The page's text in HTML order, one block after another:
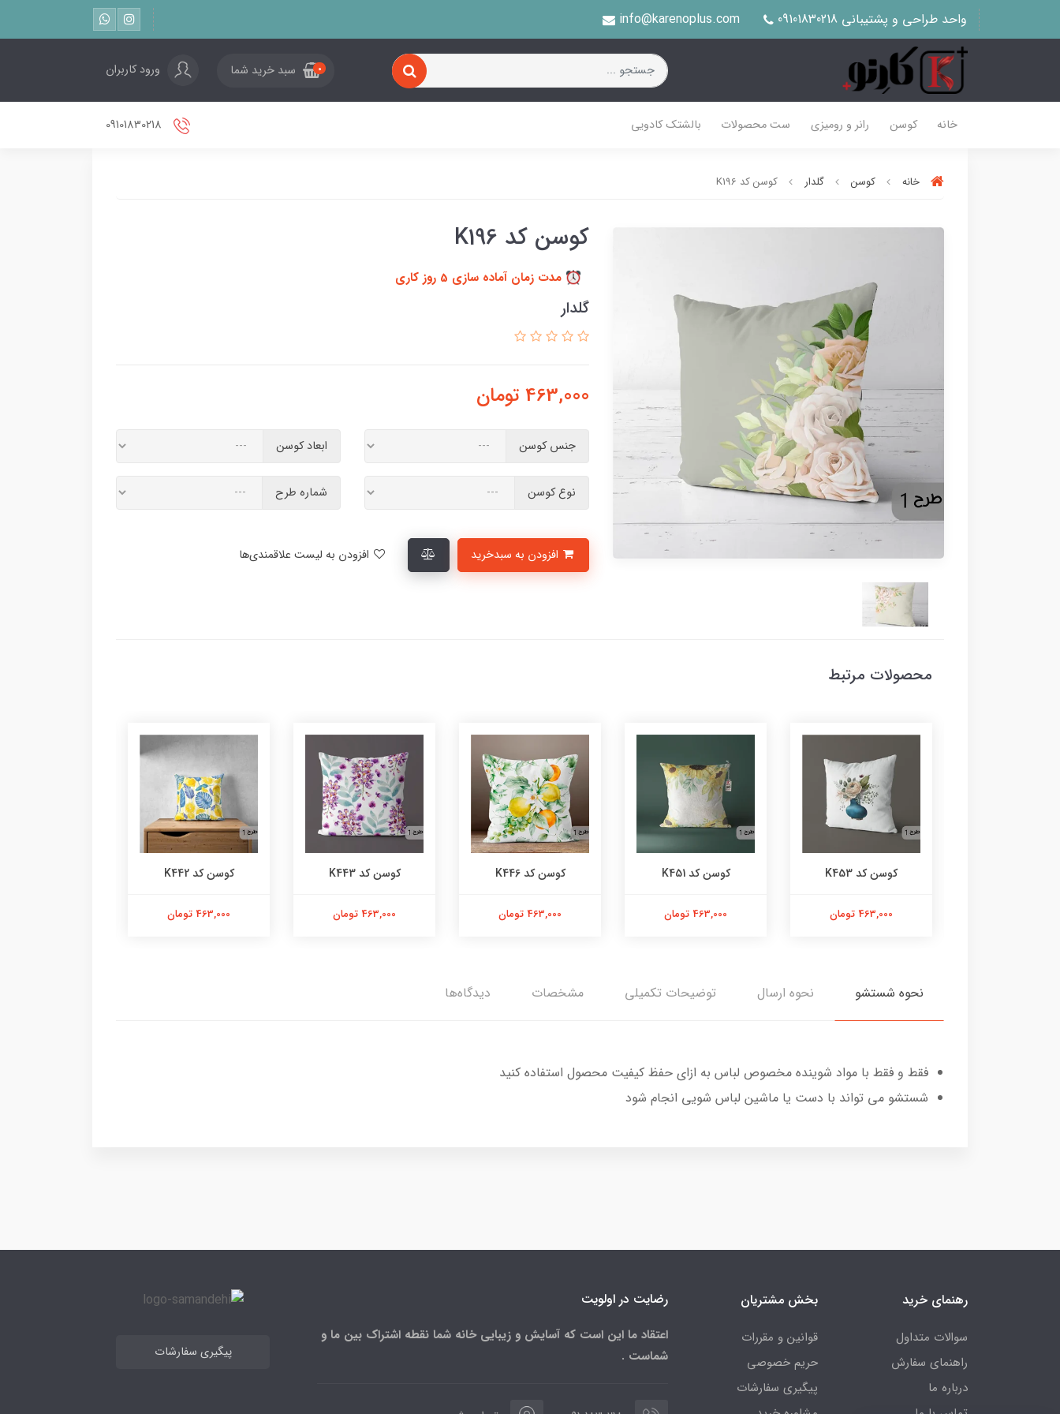
واحد طراحی و پشتیبانی 09101830218 info@karenoplus.com
0 سبد خرید شما ورود کاربران
خانه کوسن رانر و رومیزی ست محصولات بالشتک کادویی
خانه کوسن گلدار کوسن کد K196
کوسن کد K196
مدت زمان آماده سازی 5 روز کاری
گلدار
463,000 تومان
جنس کوسن ابعاد کوسن
نوع کوسن شماره طرح
محصولات مرتبط
کوسن کد K453
463,000 تومان
کوسن کد K451
463,000 تومان
کوسن کد K446
463,000 تومان
کوسن کد K443
463,000 تومان
کوسن کد K442
463,000 تومان
نحوه شستشو نحوه ارسال توضیحات تکمیلی مشخصات دیدگاه‌ها
فقط و فقط با مواد شوینده مخصوص لباس به ازای حفظ کیفیت محصول استفاده کنید
شستشو می تواند با دست یا ماشین لباس شویی انجام شود
رهنمای خرید
سوالات متداول
راهنمای سفارش
درباره ما
بخش مشتریان
قوانین و مقررات
حریم خصوصی
پیگیری سفارشات
رضایت در اولویت
اعتقاد ما این است که آسایش و زیبایی خانه شما نقطه اشتراک بین ما و
شماست .
پیگیری سفارشات